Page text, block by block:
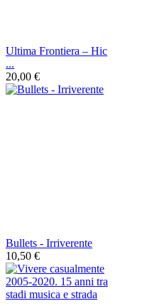
Ultima Frontiera – Hic
...
20,00 €
Bullets - Irriverente
10,50 €